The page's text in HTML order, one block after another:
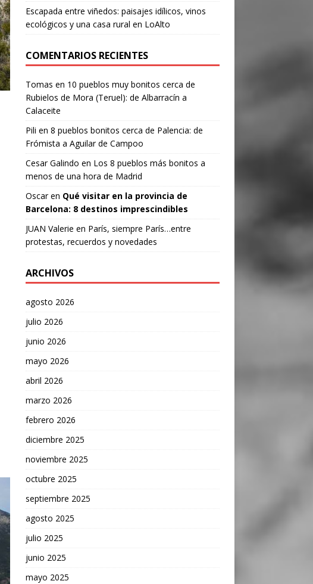
Escapada entre viñedos: paisajes idílicos, vinos
ecológicos y una casa rural en LoAlto
COMENTARIOS RECIENTES
Tomas en 10 pueblos muy bonitos cerca de
Rubielos de Mora (Teruel): de Albarracín a
Calaceite
Pili en 8 pueblos bonitos cerca de Palencia: de
Frómista a Aguilar de Campoo
Cesar Galindo en Los 8 pueblos más bonitos a
menos de una hora de Madrid
Oscaren Qué visitar en la provincia de
Barcelona: 8 destinos imprescindibles
JUAN Valerie en París, siempre París…entre
protestas, recuerdos y novedades
ARCHIVOS
agosto 2026
julio 2026
junio 2026
mayo 2026
abril 2026
marzo 2026
febrero 2026
diciembre 2025
noviembre 2025
octubre 2025
septiembre 2025
agosto 2025
julio 2025
junio 2025
mayo 2025